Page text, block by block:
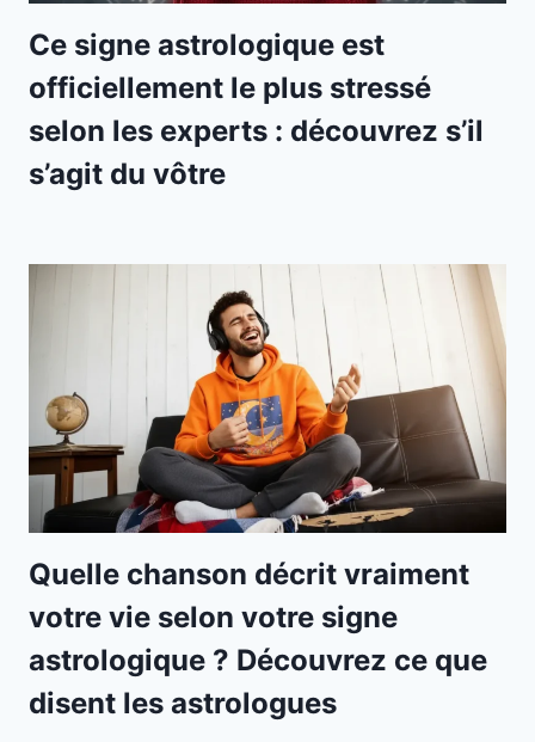
Ce signe astrologique est
officiellement le plus stressé
selon les experts : découvrez s’il
s’agit du vôtre
Quelle chanson décrit vraiment
votre vie selon votre signe
astrologique ? Découvrez ce que
disent les astrologues